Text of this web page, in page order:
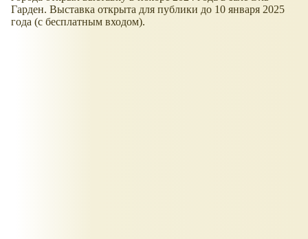
Гарден. Выставка открыта для публики до 10 января 2025
года (с бесплатным входом).